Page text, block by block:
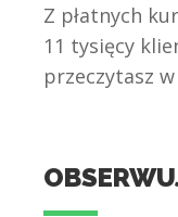
Z płatnych
11 tysięcy
przeczytasz